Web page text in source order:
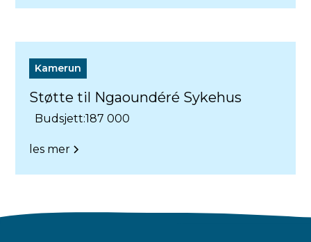
Kamerun
Støtte til Ngaoundéré Sykehus
Budsjett:187 000
les mer